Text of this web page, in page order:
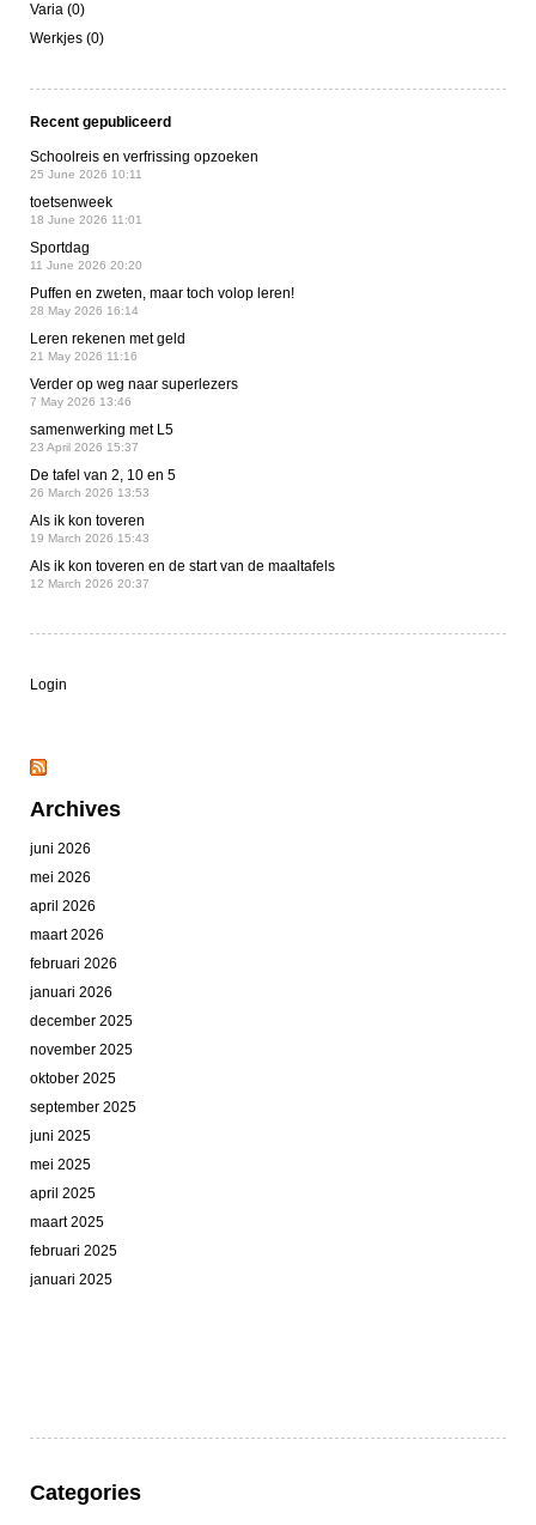
Varia (0)
Werkjes (0)
Recent gepubliceerd
Schoolreis en verfrissing opzoeken
25 June 2026 10:11
toetsenweek
18 June 2026 11:01
Sportdag
11 June 2026 20:20
Puffen en zweten, maar toch volop leren!
28 May 2026 16:14
Leren rekenen met geld
21 May 2026 11:16
Verder op weg naar superlezers
7 May 2026 13:46
samenwerking met L5
23 April 2026 15:37
De tafel van 2, 10 en 5
26 March 2026 13:53
Als ik kon toveren
19 March 2026 15:43
Als ik kon toveren en de start van de maaltafels
12 March 2026 20:37
Login
Archives
juni 2026
mei 2026
april 2026
maart 2026
februari 2026
januari 2026
december 2025
november 2025
oktober 2025
september 2025
juni 2025
mei 2025
april 2025
maart 2025
februari 2025
januari 2025
Categories